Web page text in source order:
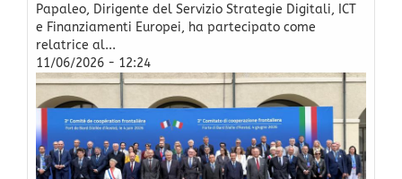
Papaleo, Dirigente del Servizio Strategie Digitali, ICT
e Finanziamenti Europei, ha partecipato come
relatrice al...
11/06/2026 - 12:24